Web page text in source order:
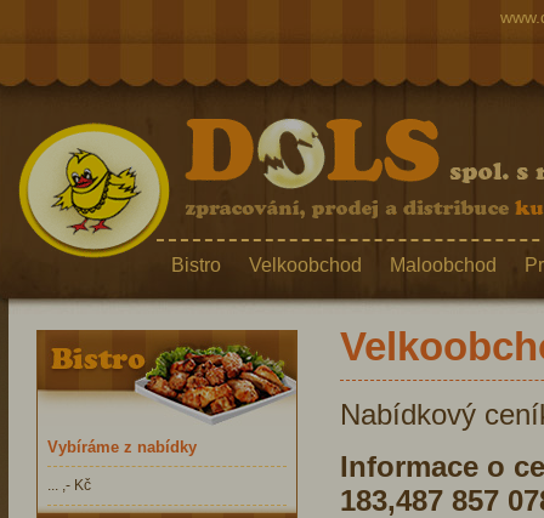
Nabídkový
Informace o
183,487 857
Vybíráme z nabídky
... ,- Kč
Bistro Velkoobchod Maloobchod